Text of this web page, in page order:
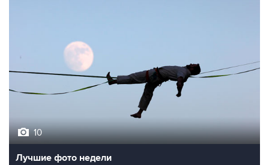
10
Лучшие фото недели